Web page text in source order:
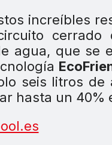
increíbles
cerrado
agua, que se
seis litros
hasta un 40%